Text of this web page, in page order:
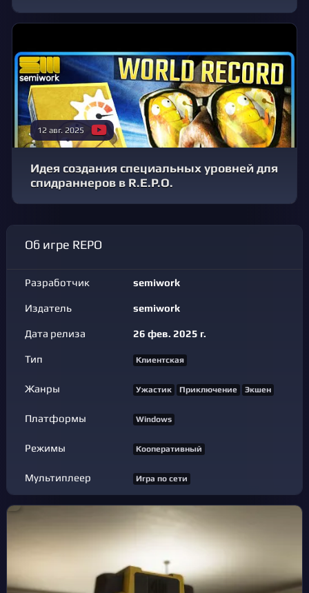
12 авг. 2025
Идея создания специальных уровней для
спидраннеров в R.E.P.O.
Об игре REPO
Разработчик semiwork
Издатель semiwork
Дата релиза 26 фев. 2025 г.
Тип Клиентская
Жанры Ужастик Приключение Экшен
Платформы Windows
Режимы Кооперативный
Мультиплеер Игра по сети